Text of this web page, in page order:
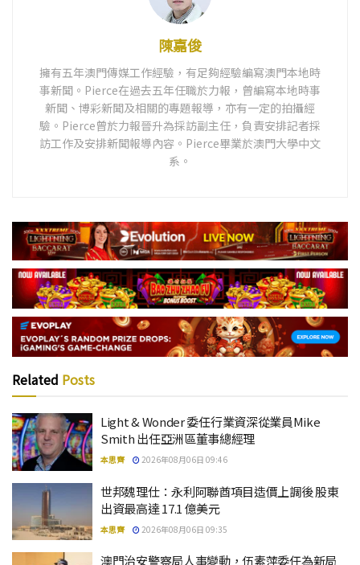
陳嘉俊
擁有五年澳門傳媒工作經驗，有足夠經驗編寫澳門本地時
事新聞。Pierce在過去五年任職於力報，曾編寫本地時事
新聞、博彩新聞及相關的專題報導，亦有一定的拍攝經
驗。Pierce曾於力報晉升為採訪副主任，負責安排記者採
訪工作及安排新聞報導內容。Pierce畢業於澳門大學中文
系。
Related Posts
Light & Wonder 委任行業資深從業員Mike
Smith 出任亞洲區董事總經理
本思齊 2026年08月06日 09:46
世邦魏理仕：永利阿聯酋項目造價上調後 股東
出資最高達 17.1 億美元
本思齊 2026年08月06日 09:35
澳門治安警察局人事變動，伍素萍委任為新局